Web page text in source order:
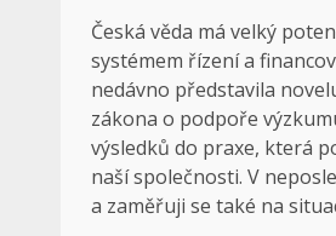
Česká věda má velký
systémem řízení a
nedávno představila
zákona o podpoře
výsledků do praxe, která
naší společnosti. V
a zaměřuji se také na